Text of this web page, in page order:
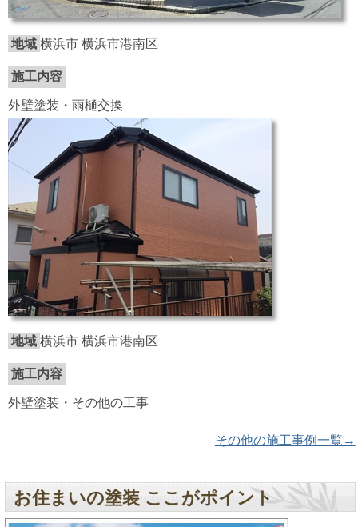
地域 横浜市 横浜市港南区
施工内容
外壁塗装・雨樋交換
地域 横浜市 横浜市港南区
施工内容
外壁塗装・その他の工事
その他の施工事例一覧→
お住まいの塗装 ここがポイント